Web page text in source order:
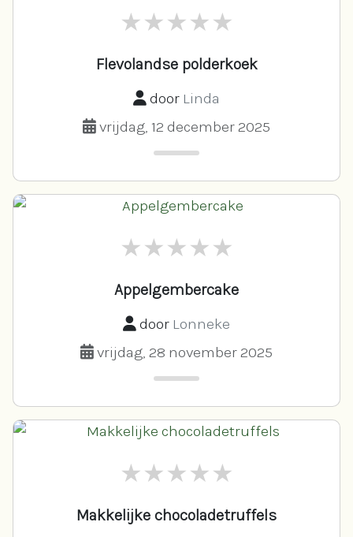
Flevolandse polderkoek
door Linda
vrijdag, 12 december 2025
Appelgembercake
door Lonneke
vrijdag, 28 november 2025
Makkelijke chocoladetruffels